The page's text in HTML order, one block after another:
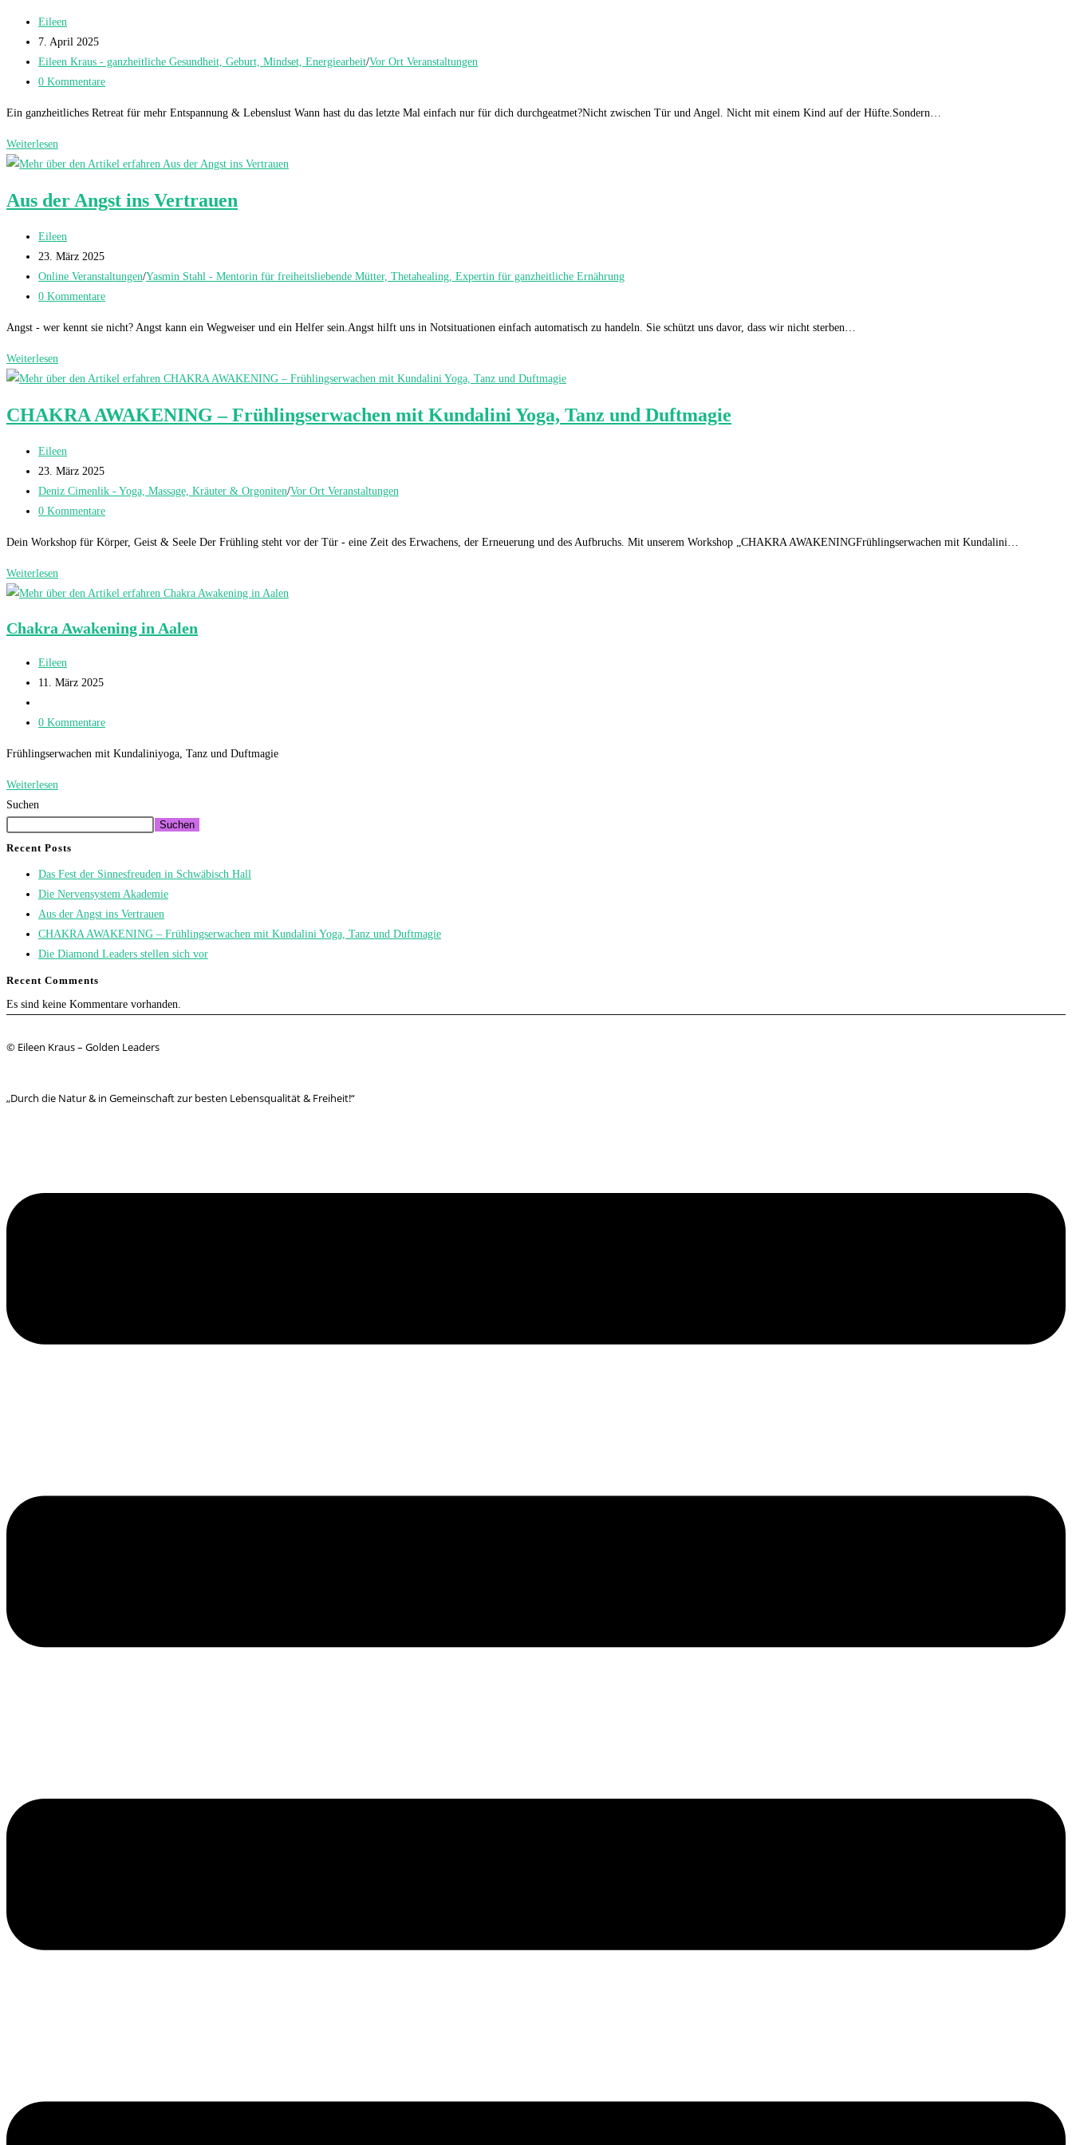
Beitrags-
Autor:
Eileen
Beitrag
veröffentlicht:
7. April 2025
Beitrags-
Kategorie:
Eileen Kraus - ganzheitliche Gesundheit, Geburt, Mindset, Energiearbeit/Vor Ort Veranstaltungen
Beitrags-
0 Kommentare
Ein ganzheitliches Retreat für mehr Entspannung & Lebenslust Wann hast du das letzte Mal einfach nur für dich durchgeatmet?Nicht zwischen Tür und Angel. Nicht mit einem Kind auf der Hüfte.Sondern…
Weiterlesen
Fest
Sinnesfreuden
Schwäbisch
Hall
Aus der Angst ins Vertrauen
Beitrags-
Autor:
Eileen
Beitrag
veröffentlicht:
23. März 2025
Beitrags-
Kategorie:
Online Veranstaltungen/Yasmin Stahl - Mentorin für freiheitsliebende Mütter, Thetahealing, Expertin für ganzheitliche Ernährung
Beitrags-
0 Kommentare
Angst - wer kennt sie nicht? Angst kann ein Wegweiser und ein Helfer sein.Angst hilft uns in Notsituationen einfach automatisch zu handeln. Sie schützt uns davor, dass wir nicht sterben…
Weiterlesen
der
ins
CHAKRA AWAKENING – Frühlingserwachen mit Kundalini Yoga, Tanz und Duftmagie
Beitrags-
Autor:
Eileen
Beitrag
veröffentlicht:
23. März 2025
Beitrags-
Kategorie:
Deniz Cimenlik - Yoga, Massage, Kräuter & Orgoniten/Vor Ort Veranstaltungen
Beitrags-
0 Kommentare
Dein Workshop für Körper, Geist & Seele Der Frühling steht vor der Tür - eine Zeit des Erwachens, der Erneuerung und des Aufbruchs. Mit unserem Workshop „CHAKRA AWAKENINGFrühlingserwachen mit Kundalini…
Weiterlesen
AWAKENING
Frühlingserwachen
Duftmagie
Chakra Awakening in Aalen
Beitrags-
Autor:
Eileen
Beitrag
11. März 2025
Kategorie:
Beitrags-
0 Kommentare
Frühlingserwachen mit Kundaliniyoga, Tanz und Duftmagie
Weiterlesen
Aalen
Suchen
Suchen
Recent Posts
Das Fest der Sinnesfreuden in Schwäbisch Hall
Die Nervensystem Akademie
Aus der Angst ins Vertrauen
CHAKRA AWAKENING – Frühlingserwachen mit Kundalini Yoga, Tanz und Duftmagie
Die Diamond Leaders stellen sich vor
Recent Comments
Es sind keine Kommentare vorhanden.
© Eileen Kraus – Golden Leaders
„Durch die Natur & in Gemeinschaft zur besten Lebensqualität & Freiheit!“